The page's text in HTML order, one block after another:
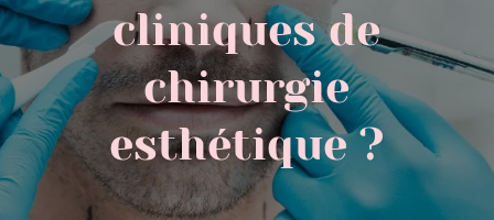
cliniques de
chirurgie
esthétique ?